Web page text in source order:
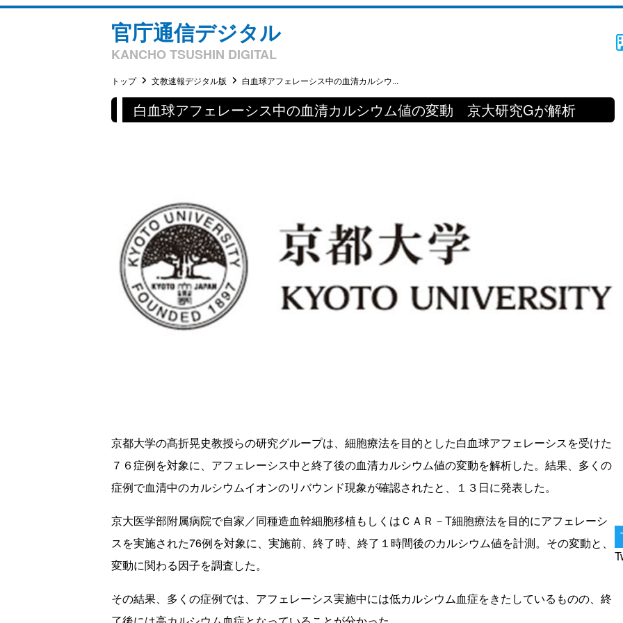
官庁通信デジタル
KANCHO TSUSHIN DIGITAL
トップ 文教速報デジタル版 白血球アフェレーシス中の血清カルシウ...
白血球アフェレーシス中の血清カルシウム値の変動 京大研究Gが解析
京都大学の髙折晃史教授らの研究グループは、細胞療法を目的とした白血球アフェレーシスを受けた
７６症例を対象に、アフェレーシス中と終了後の血清カルシウム値の変動を解析した。結果、多くの
症例で血清中のカルシウムイオンのリバウンド現象が確認されたと、１３日に発表した。
京大医学部附属病院で自家／同種造血幹細胞移植もしくはＣＡＲ－T細胞療法を目的にアフェレーシ
スを実施された76例を対象に、実施前、終了時、終了１時間後のカルシウム値を計測。その変動と、
変動に関わる因子を調査した。
その結果、多くの症例では、アフェレーシス実施中には低カルシウム血症をきたしているものの、終